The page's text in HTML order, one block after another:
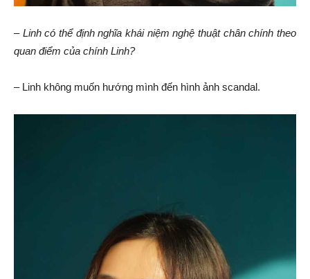
–Linh có thể định nghĩa khái niệmnghệ thuật chân chínhtheo
quan điểm của chính Linh?
– Linh không muốn hướng mình đến hình ảnh scandal.